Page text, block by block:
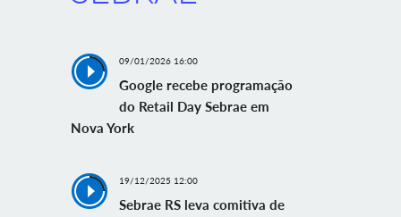
09/01/2026 16:00
Google recebe programação
do Retail Day Sebrae em
Nova York
19/12/2025 12:00
Sebrae RS leva comitiva de